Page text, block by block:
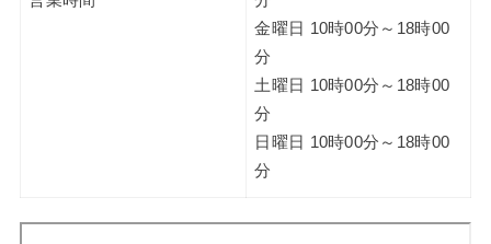
金曜日 10時00分～18時00
分
土曜日 10時00分～18時00
分
日曜日 10時00分～18時00
分